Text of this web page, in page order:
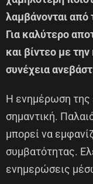
λαμβάνονται από
Για καλύτερο
και βίντεο με
συνέχεια
Η ενημέρωση της
σημαντική.
μπορεί να
συμβατότητας.
ενημερώσεις